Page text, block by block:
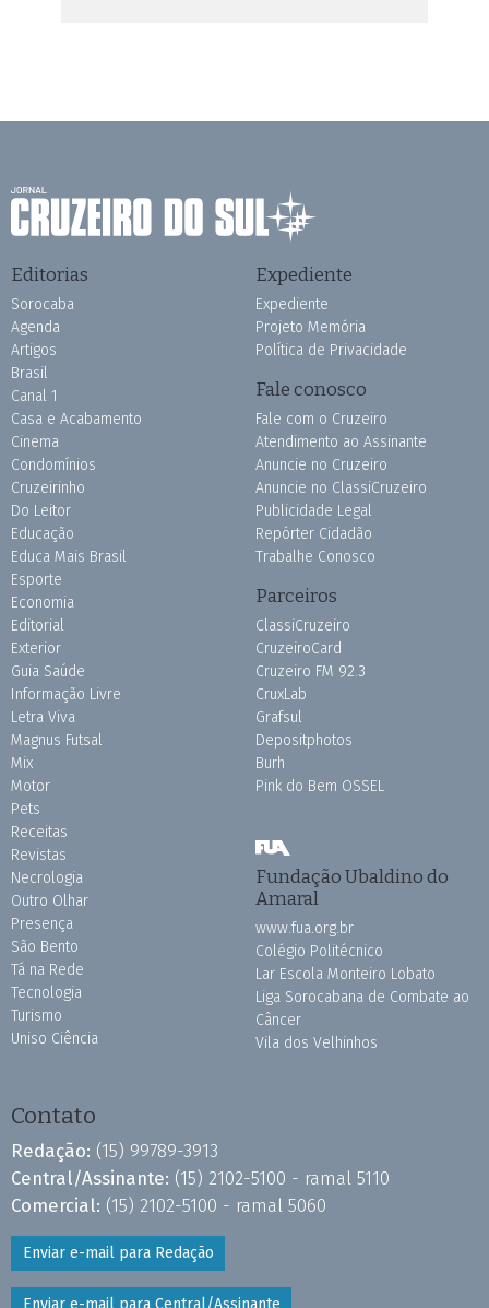
Editorias
Sorocaba
Agenda
Artigos
Brasil
Canal 1
Casa e Acabamento
Cinema
Condomínios
Cruzeirinho
Do Leitor
Educação
Educa Mais Brasil
Esporte
Economia
Editorial
Exterior
Guia Saúde
Informação Livre
Letra Viva
Magnus Futsal
Mix
Motor
Pets
Receitas
Revistas
Necrologia
Outro Olhar
Presença
São Bento
Tá na Rede
Tecnologia
Turismo
Uniso Ciência
Expediente
Expediente
Projeto Memória
Política de Privacidade
Fale conosco
Fale com o Cruzeiro
Atendimento ao Assinante
Anuncie no Cruzeiro
Anuncie no ClassiCruzeiro
Publicidade Legal
Repórter Cidadão
Trabalhe Conosco
Parceiros
ClassiCruzeiro
CruzeiroCard
Cruzeiro FM 92.3
CruxLab
Grafsul
Depositphotos
Burh
Pink do Bem OSSEL
Fundação Ubaldino do
Amaral
www.fua.org.br
Colégio Politécnico
Lar Escola Monteiro Lobato
Liga Sorocabana de Combate ao
Câncer
Vila dos Velhinhos
Contato
Redação: (15) 99789-3913
Central/Assinante: (15) 2102-5100 - ramal 5110
Comercial: (15) 2102-5100 - ramal 5060
Enviar e-mail para Redação
Enviar e-mail para Central/Assinante